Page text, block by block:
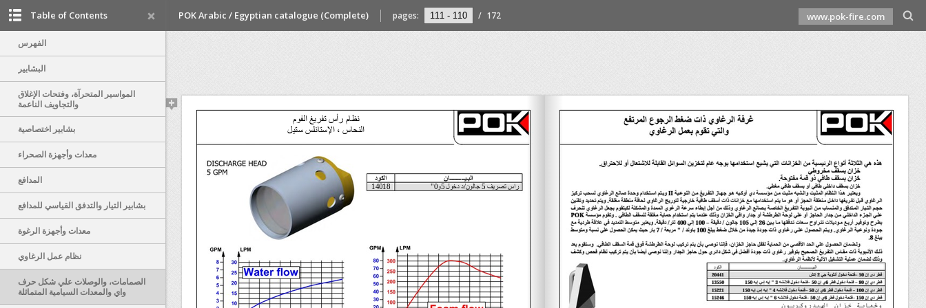
POK Arabic / Egyptian catalogue (Complete) pages: / 172 www.pok-fire.com
Table of Contents
الفهرس
البشابير
المواسير المتحرآة، وفتحات الإغلاق
والتجاويف الناعمة
بشابير اختصاصية
معدات وأجهزة الصحراء
المدافع
بشابير التيار والتدفق القياسي للمدافع
معدات وأجهزة الرغوة
نظام عمل الرغاوي
الصمامات، والوصلات علي شكل حرف
واي والمعدات السيامية المتماثلة